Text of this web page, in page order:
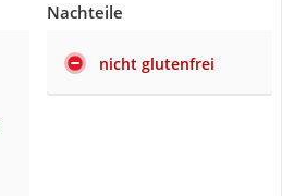
Nachteile
nicht glutenfrei